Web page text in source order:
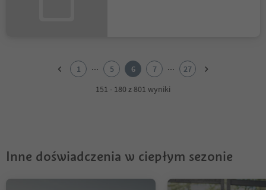
10
12
1 ... 5 6 7 ...
27
151 - 180 z 801 wyniki
Inne doświadczenia w ciepłym sezonie